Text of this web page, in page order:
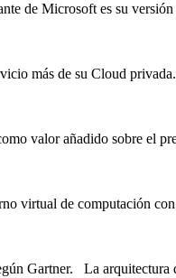
de Microsoft es su versión
más de su Cloud
valor añadido sobre el
virtual de computación
Gartner. La